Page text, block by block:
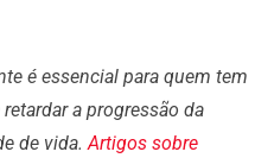
é essencial para quem tem
a progressão da
de vida.Artigos sobre